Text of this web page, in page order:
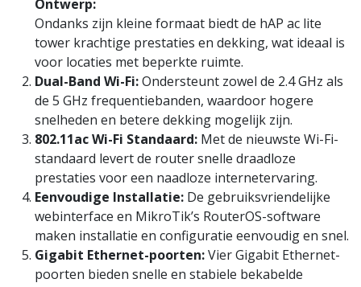
Ontwerp:
Ondanks zijn kleine formaat biedt de hAP ac lite
tower krachtige prestaties en dekking, wat ideaal is
voor locaties met beperkte ruimte.
Dual-Band Wi-Fi:Ondersteunt zowel de 2.4 GHz als
de 5 GHz frequentiebanden, waardoor hogere
snelheden en betere dekking mogelijk zijn.
802.11ac Wi-Fi Standaard: Met de nieuwste Wi-Fi-
standaard levert de router snelle draadloze
prestaties voor een naadloze internetervaring.
Eenvoudige Installatie: De gebruiksvriendelijke
webinterface en MikroTik’s RouterOS-software
maken installatie en configuratie eenvoudig en snel.
Gigabit Ethernet-poorten:Vier Gigabit Ethernet-
poorten bieden snelle en stabiele bekabelde